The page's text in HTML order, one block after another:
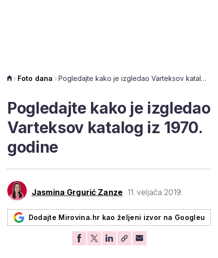
Foto dana Pogledajte kako je izgledao Varteksov katalog iz 1970. godine
Pogledajte kako je izgledao
Varteksov katalog iz 1970.
godine
Jasmina Grgurić Zanze 11. veljača 2019.
Dodajte Mirovina.hr kao željeni izvor na Googleu